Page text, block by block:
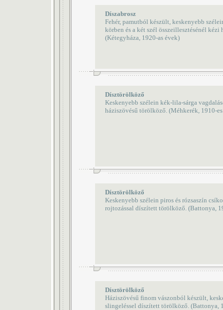
Díszabrosz
Fehér, pamutból készült, keskenyebb
körben és a két szél összeillesztésénél
(Kétegyháza, 1920-as évek)
Dísztörölköző
Keskenyebb szélein kék-lila-sárga
háziszövésű törölköző. (Méhkerék, 1910-
Dísztörölköző
Keskenyebb szélein piros és rózsaszín
rojtozással díszített törölköző. (Battonya,
Dísztörölköző
Háziszövésű finom vászonból készült,
slingeléssel díszített törölköző. (Battonya,